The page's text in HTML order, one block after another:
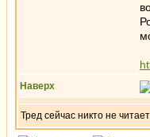
Наверх
Тред сейчас никто не